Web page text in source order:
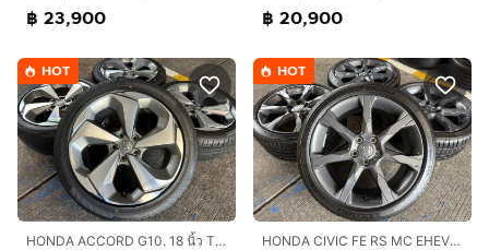
฿ 23,900 ฿ 20,900
HOT
HONDA ACCORD G10. 18 นิ้ว TOP HYBRID🔥
HOT
HONDA CIVIC FE RS MC EHEV 18 นิ้ว TOP🔥